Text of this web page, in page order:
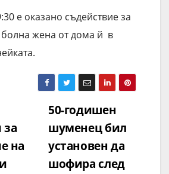
е оказано съдействие за
жена от дома й в
50-годишен
шуменец бил
установен да
шофира след
на